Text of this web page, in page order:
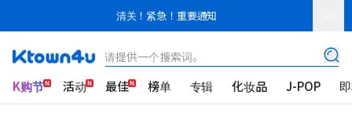
清关！紧急！重要通知
请提供一个搜索词。
K购节 活动 最佳 榜单 专辑 化妆品 J-POP